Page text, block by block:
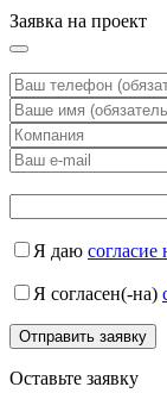
Заявка на проект
Я даю
Я согласен(-на)
Оставьте заявку